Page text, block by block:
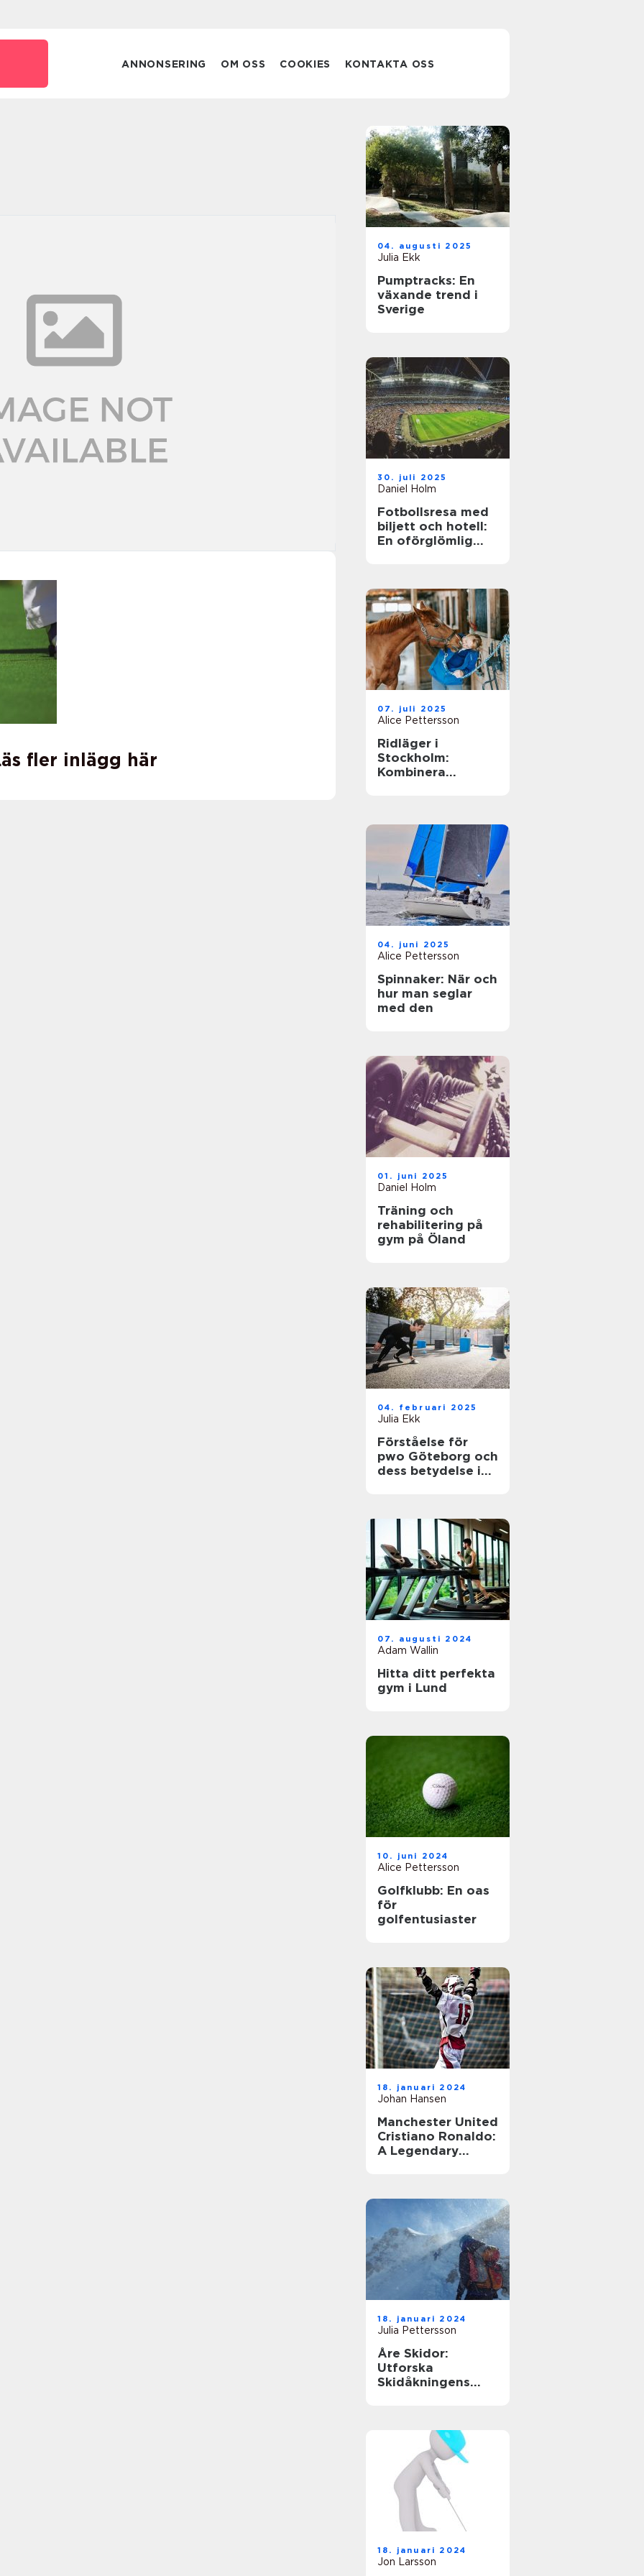
ANNONSERING OM OSS COOKIES KONTAKTA OSS
fler inlägg här
04. augusti 2025
Julia Ekk
Pumptracks: En
växande trend i
Sverige
30. juli 2025
Daniel Holm
Fotbollsresa med
biljett och hotell:
En oförglömlig
07. juli 2025
Alice Pettersson
Ridläger i
Stockholm:
Kombinera
04. juni 2025
Alice Pettersson
Spinnaker: När och
hur man seglar
med den
01. juni 2025
Daniel Holm
Träning och
rehabilitering på
gym på Öland
04. februari 2025
Julia Ekk
Förståelse för
pwo Göteborg och
dess betydelse i
07. augusti 2024
Adam Wallin
Hitta ditt perfekta
gym i Lund
10. juni 2024
Alice Pettersson
Golfklubb: En oas
för
golfentusiaster
18. januari 2024
Johan Hansen
Manchester United
Cristiano Ronaldo:
A Legendary
18. januari 2024
Julia Pettersson
Åre Skidor:
Utforska
Skidåkningens
18. januari 2024
Jon Larsson